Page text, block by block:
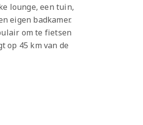
lounge, een tuin,
eigen badkamer.
om te fietsen
op 45 km van de